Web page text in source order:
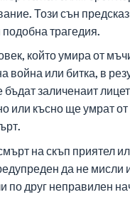
Този сън
трагедия.
който умира от
война или битка, в
заличенаит
или късно ще умрат
на скъп приятел
да не мисли
по друг неправилен